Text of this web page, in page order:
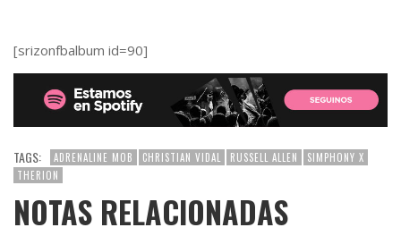
[srizonfbalbum id=90]
TAGS: ADRENALINE MOB CHRISTIAN VIDAL RUSSELL ALLEN
SIMPHONY X
THERION
NOTAS RELACIONADAS